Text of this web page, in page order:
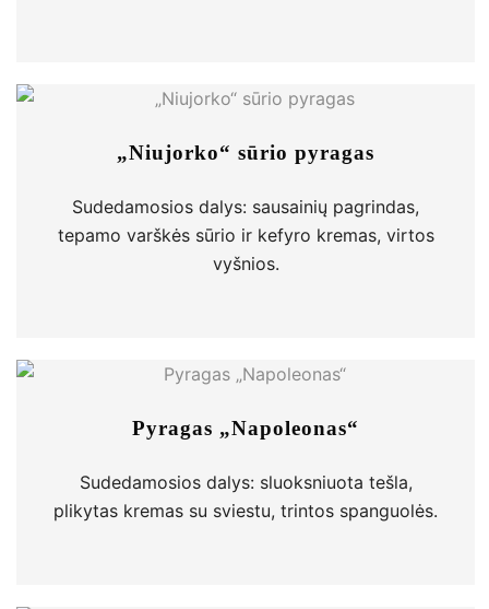
„Niujorko“ sūrio pyragas
Sudedamosios dalys: sausainių pagrindas,
tepamo varškės sūrio ir kefyro kremas, virtos
vyšnios.
Pyragas „Napoleonas“
Sudedamosios dalys: sluoksniuota tešla,
plikytas kremas su sviestu, trintos spanguolės.